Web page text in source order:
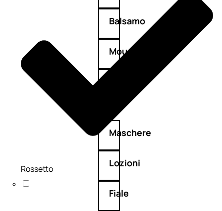
Balsamo
Mousse
capelli
Maschere
Lozioni
Fiale
Rossetto